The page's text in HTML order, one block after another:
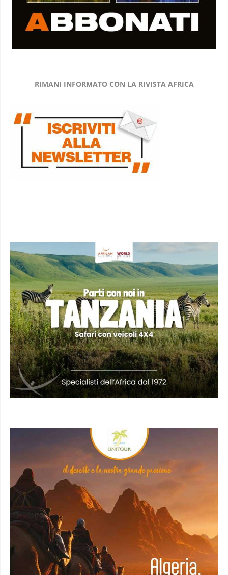
RIMANI INFORMATO CON LA RIVISTA AFRICA